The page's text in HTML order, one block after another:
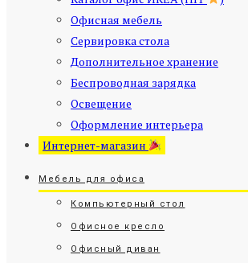
Офисная мебель
Сервировка стола
Дополнительное хранение
Беспроводная зарядка
Освещение
Оформление интерьера
Интернет-магазин
Мебель для офиса
Компьютерный стол
Офисное кресло
Офисный диван